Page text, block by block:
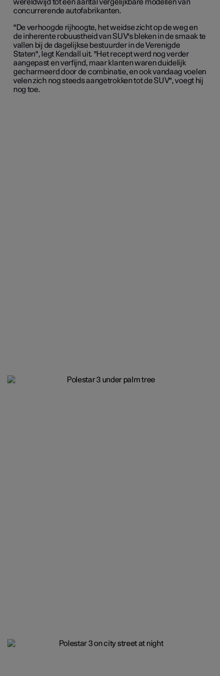
wereldwijd tot een aantal vergelijkbare modellen van
concurrerende autofabrikanten.
"De verhoogde rijhoogte, het weidse zicht op de weg en
de inherente robuustheid van SUV's bleken in de smaak te
vallen bij de dagelijkse bestuurder in de Verenigde
Staten", legt Kendall uit. "Het recept werd nog verder
aangepast en verfijnd, maar klanten waren duidelijk
gecharmeerd door de combinatie, en ook vandaag voelen
velen zich nog steeds aangetrokken tot de SUV", voegt hij
nog toe.